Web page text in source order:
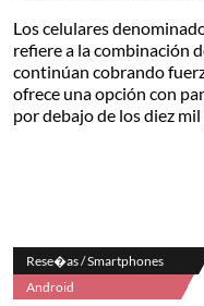
Los celulares
refiere a la combinación
continúan cobrando
ofrece una opción con
por debajo de los diez mil
Rese�as / Smartphones
Android